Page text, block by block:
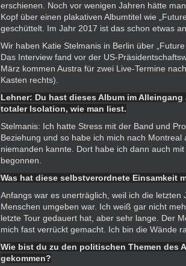
erschienen. Noch vor wenigen Jahren hätte
Kopf über einen plakativen Albumtitel wie
geschüttelt. Im Jahr 2017 ist das schon etwas
Wir haben Katie Stelmanis in Berlin über
Das Interview fand vor der US-
März kommen Austra für zwei Live-Termine
Kasten rechts).
Lehner: Du hast dieses Album im
totaler Isolation, wie man liest.
Stelmanis: Ich hatte Stress mit der Band und
Beziehung und so habe ich mich nach Montreal
niemanden kannte. Dort habe ich dann auch
begonnen.
Was hat diese selbstverordnete Einsamkeit
Anfangs war es unerträglich, weil ich die letzten
Menschen umgeben war. Ich weiß gar nicht
letzte Tour gedauert hat, aber sehr lange. Der
mich fast verrückt gemacht. Ich bin die Wände
Wie bist du zu den politischen Themen des
gekommen?